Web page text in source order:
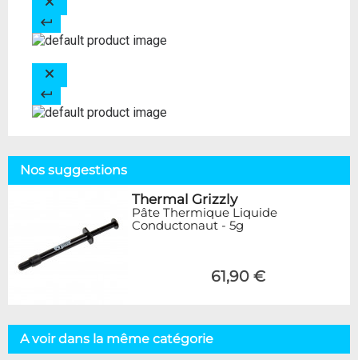
Nos suggestions
Thermal Grizzly
Pâte Thermique Liquide
Conductonaut - 5g
61,90 €
A voir dans la même catégorie